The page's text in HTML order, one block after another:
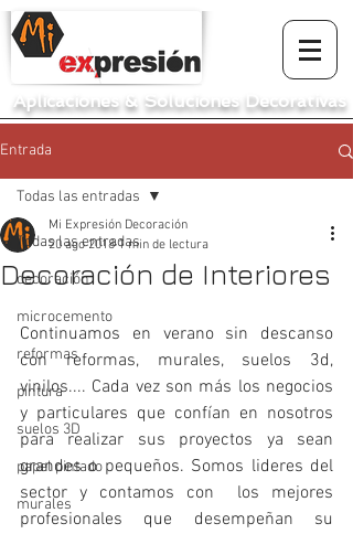
Aplicaciones & Soluciones Decorativas
Entrada
Todas las entradas
decoración
microcemento
reformas
pintura
suelos 3D
papel pintado
murales
Todas las entradas
Decoración de Interiores
Mi Expresión Decoración
20 ago 2018 1 min de lectura
Continuamos en verano sin descanso
con reformas, murales, suelos 3d,
vinilos.... Cada vez son más los negocios
y particulares que confían en nosotros
para realizar sus proyectos ya sean
grandes o pequeños. Somos lideres del
sector y contamos con  los mejores
profesionales que desempeñan su